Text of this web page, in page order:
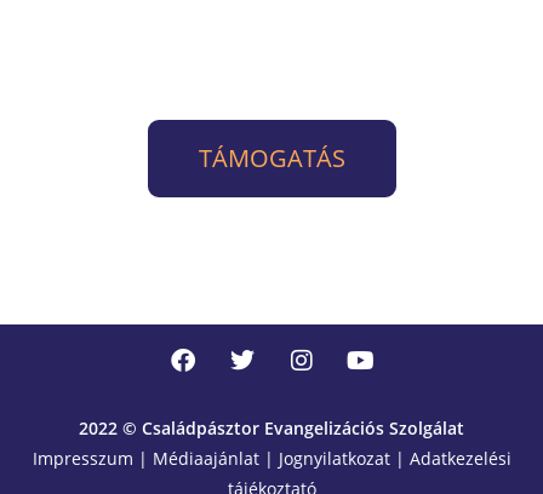
TÁMOGATÁS
2022 © Családpásztor Evangelizációs Szolgálat
Impresszum | Médiaajánlat | Jognyilatkozat | Adatkezelési
tájékoztató